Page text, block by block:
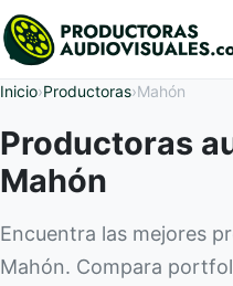
Inicio›Productoras›Mahón
Productoras
Mahón
Encuentra las mejores
Mahón. Compara